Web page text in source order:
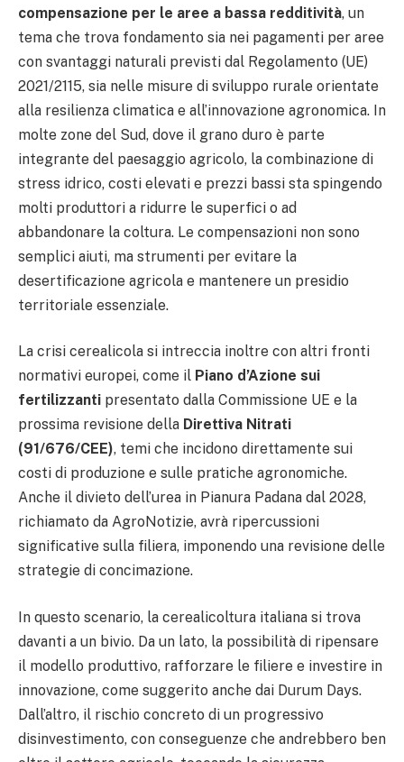
compensazione per le aree a bassa redditività, un
tema che trova fondamento sia nei pagamenti per aree
con svantaggi naturali previsti dal Regolamento (UE)
2021/2115, sia nelle misure di sviluppo rurale orientate
alla resilienza climatica e all’innovazione agronomica. In
molte zone del Sud, dove il grano duro è parte
integrante del paesaggio agricolo, la combinazione di
stress idrico, costi elevati e prezzi bassi sta spingendo
molti produttori a ridurre le superfici o ad
abbandonare la coltura. Le compensazioni non sono
semplici aiuti, ma strumenti per evitare la
desertificazione agricola e mantenere un presidio
territoriale essenziale.
La crisi cerealicola si intreccia inoltre con altri fronti
normativi europei, come il Piano d’Azione sui
fertilizzanti presentato dalla Commissione UE e la
prossima revisione della Direttiva Nitrati
(91/676/CEE), temi che incidono direttamente sui
costi di produzione e sulle pratiche agronomiche.
Anche il divieto dell’urea in Pianura Padana dal 2028,
richiamato da AgroNotizie, avrà ripercussioni
significative sulla filiera, imponendo una revisione delle
strategie di concimazione.
In questo scenario, la cerealicoltura italiana si trova
davanti a un bivio. Da un lato, la possibilità di ripensare
il modello produttivo, rafforzare le filiere e investire in
innovazione, come suggerito anche dai Durum Days.
Dall’altro, il rischio concreto di un progressivo
disinvestimento, con conseguenze che andrebbero ben